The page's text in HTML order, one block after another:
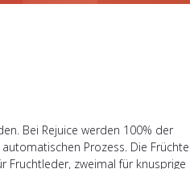
Bei Rejuice werden 100% der
Prozess. Die Früchte
Fruchtleder, zweimal für knusprige